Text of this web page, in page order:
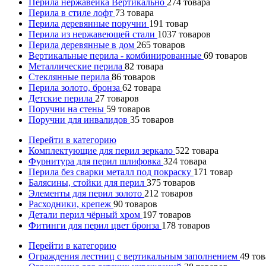
Перила нержавейка Вертикально 274 товара
Перила в стиле лофт 73 товара
Перила деревянные поручни 191 товар
Перила из нержавеющей стали 1037 товаров
Перила деревянные в дом 265 товаров
Вертикальные перила - комбинированные 69 товаров
Металлические перила 82 товара
Стеклянные перила 86 товаров
Перила золото, бронза 62 товара
Детские перила 27 товаров
Поручни на стены 59 товаров
Поручни для инвалидов 35 товаров
Перейти в категорию
Комплектующие для перил зеркало 522 товара
Фурнитура для перил шлифовка 324 товара
Перила без сварки металл под покраску 171 товар
Балясины, стойки для перил 375 товаров
Элементы для перил золото 212 товаров
Расходники, крепеж 90 товаров
Детали перил чёрный хром 197 товаров
Фитинги для перил цвет бронза 178 товаров
Перейти в категорию
Ограждения лестниц с вертикальным заполнением 49